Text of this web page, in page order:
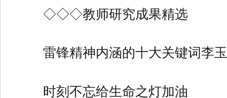
◇◇◇教师研究成果精选
雷锋精神内涵的十大关键词李
时刻不忘给生命之灯加油